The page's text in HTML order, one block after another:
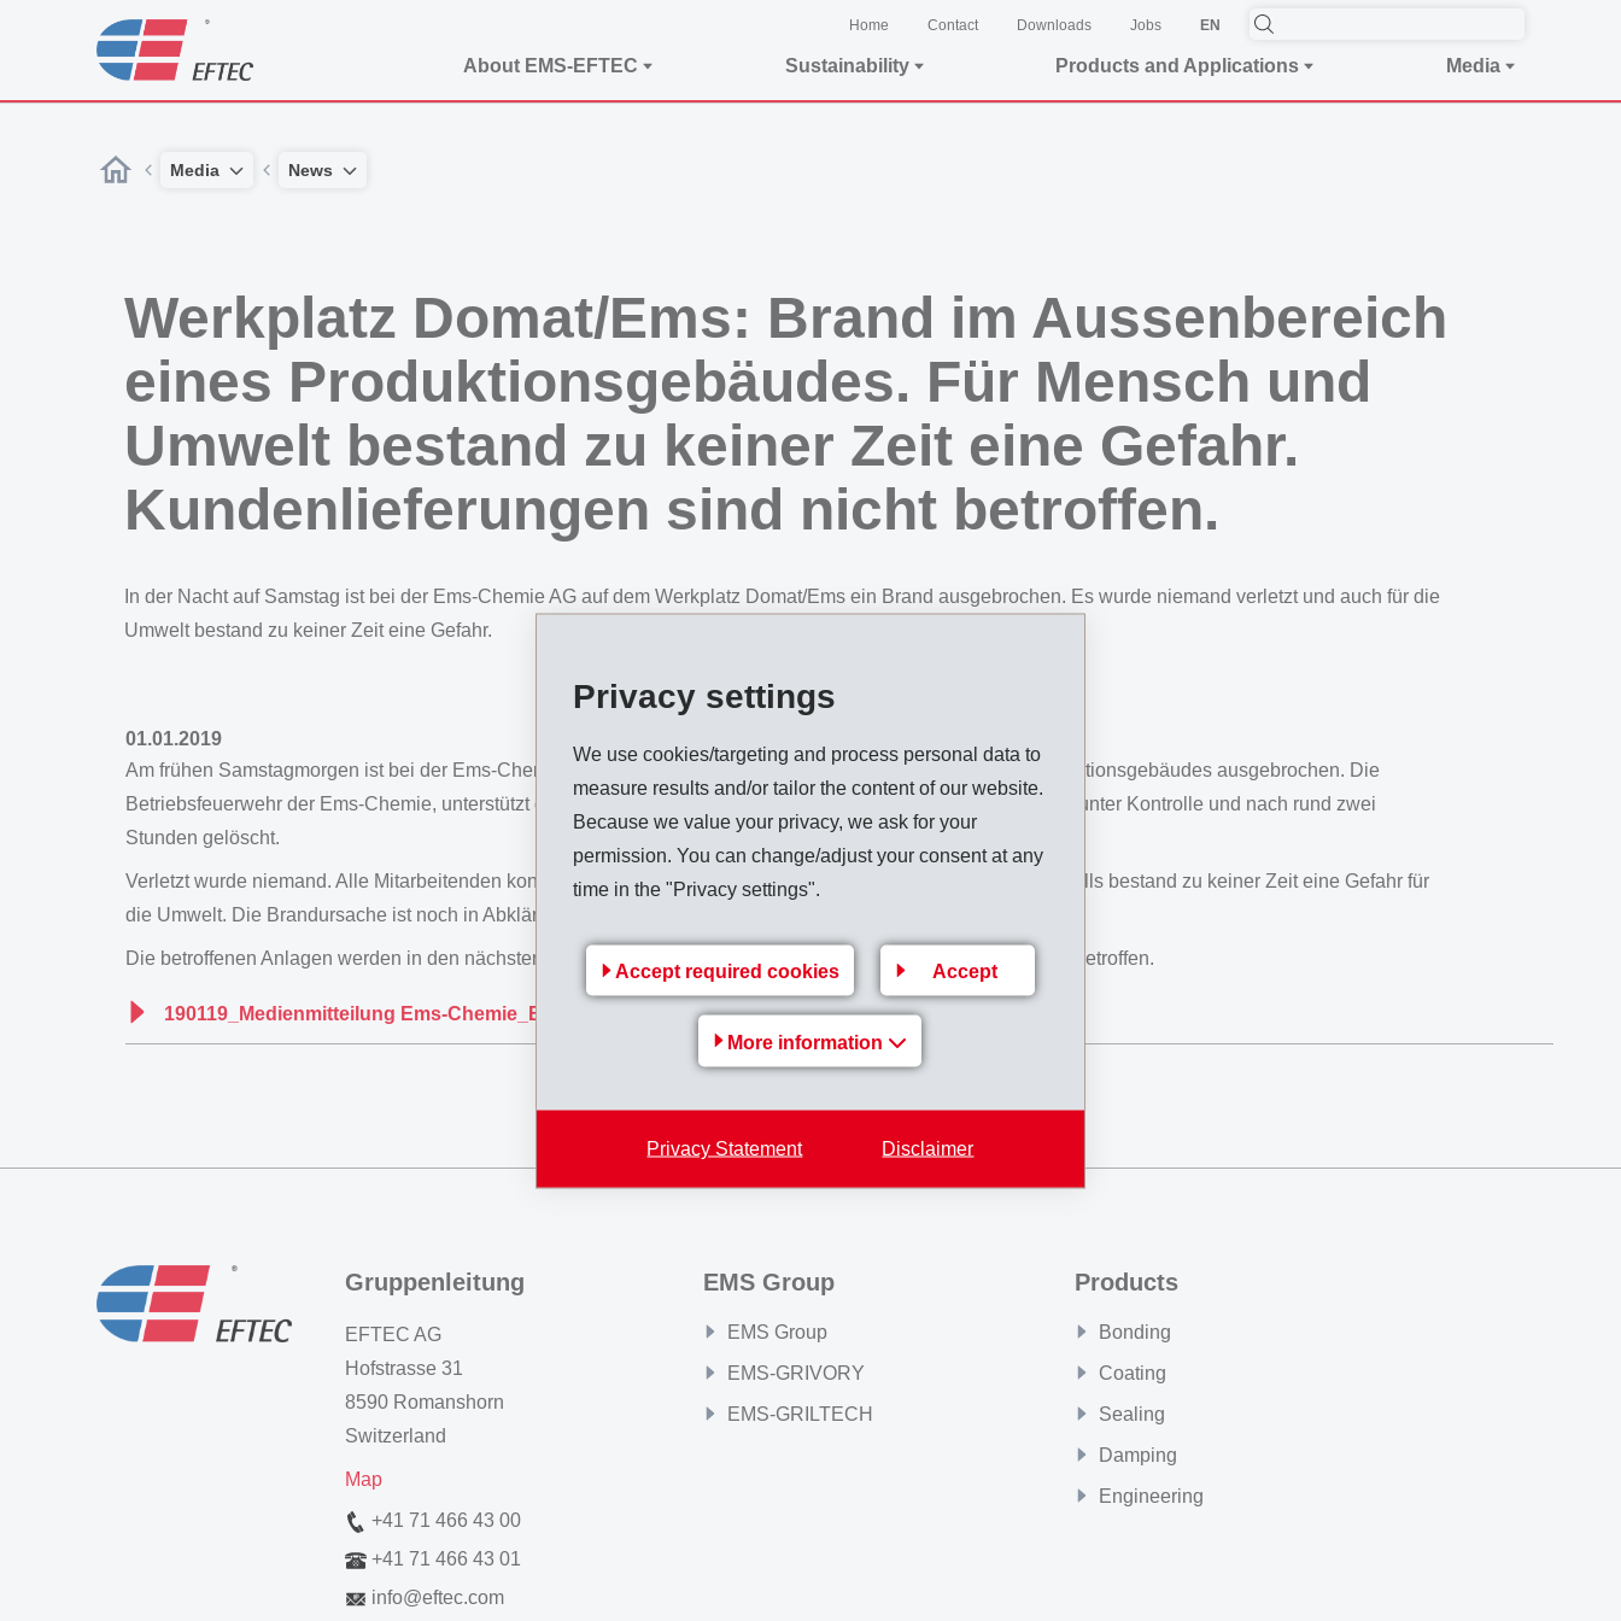
Privacy settings
We use cookies/targeting and process personal data to
measure results and/or tailor the content of our website.
Because we value your privacy, we ask for your
permission. You can change/adjust your consent at any
time in the "Privacy settings".
Accept required cookies Accept
More information
Privacy Statement Disclaimer
Home Contact Downloads Jobs EN
About EMS-EFTEC Sustainability Products and Applications Media
Media News
Werkplatz Domat/Ems: Brand im Aussenbereich
eines Produktionsgebäudes. Für Mensch und
Umwelt bestand zu keiner Zeit eine Gefahr.
Kundenlieferungen sind nicht betroffen.
In der Nacht auf Samstag ist bei der Ems-Chemie AG auf dem Werkplatz Domat/Ems ein Brand ausgebrochen. Es wurde niemand verletzt und auch für die
Umwelt bestand zu keiner Zeit eine Gefahr.
01.01.2019
Am frühen Samstagmorgen ist bei der Ems-Chemie AG in Domat/Ems ein Brand im Aussenbereich eines Produktionsgebäudes ausgebrochen. Die
Betriebsfeuerwehr der Ems-Chemie, unterstützt durch die Feuerwehr Bonaduz/Rhäzüns, hatte den Brand rasch unter Kontrolle und nach rund zwei
Stunden gelöscht.
Verletzt wurde niemand. Alle Mitarbeitenden konnten das Gebäude selbständig und unverletzt verlassen. Ebenfalls bestand zu keiner Zeit eine Gefahr für
die Umwelt. Die Brandursache ist noch in Abklärung.
Die betroffenen Anlagen werden in den nächsten Tagen wieder in Betrieb gehen. Kundenlieferungen sind nicht betroffen.
190119_Medienmitteilung Ems-Chemie_Brand im Aussenbereich eines Produktionsgebäudes
Gruppenleitung
EFTEC AG
Hofstrasse 31
8590 Romanshorn
Switzerland
Map
+41 71 466 43 00
+41 71 466 43 01
info@eftec.com
EMS Group
EMS Group
EMS-GRIVORY
EMS-GRILTECH
Products
Bonding
Coating
Sealing
Damping
Engineering